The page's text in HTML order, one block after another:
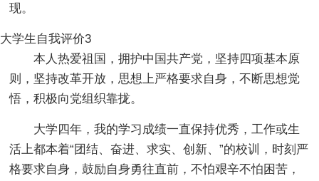
现。
大学生自我评价3
本人热爱祖国，拥护中国共产党，坚持四项基本原
则，坚持改革开放，思想上严格要求自身，不断思想觉
悟，积极向党组织靠拢。
大学四年，我的学习成绩一直保持优秀，工作或生
活上都本着“团结、奋进、求实、创新、”的校训，时刻严
格要求自身，鼓励自身勇往直前，不怕艰辛不怕困苦，